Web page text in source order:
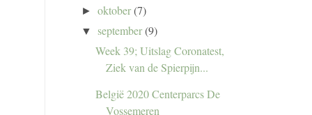
►oktober(7)
▼ september(9)
Week 39; Uitslag Coronatest,
Ziek van de Spierpijn...
België 2020 Centerparcs De
Vossemeren